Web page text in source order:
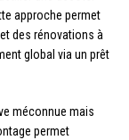
approche permet
des rénovations à
global via un prêt
méconnue mais
permet